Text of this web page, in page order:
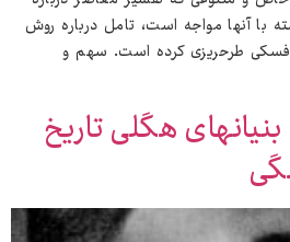
با آنها مواجه است، تامل درباره روش
طرح‌ریزی کرده است. سهم و
هگلی تاریخ